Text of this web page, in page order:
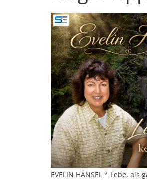
EVELIN HÄNSEL * Lebe, als